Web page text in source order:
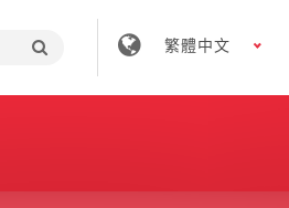
繁體中文